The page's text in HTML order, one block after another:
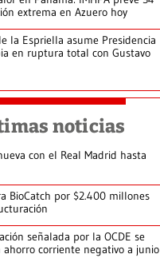
extrema en Azuero hoy
la Espriella asume Presidencia
en ruptura total con Gustavo
noticias
con el Real Madrid hasta
BioCatch por $2.400 millones
señalada por la OCDE se
ahorro corriente negativo a junio